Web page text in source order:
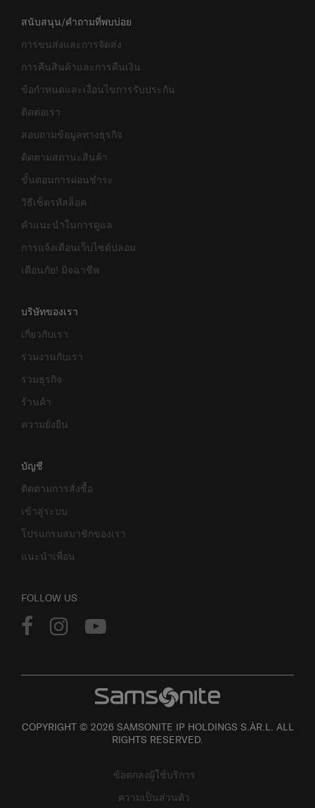
สนับสนุน/คำถามที่พบบ่อย
การขนส่งและการจัดส่ง
การคืนสินค้าและการคืนเงิน
ข้อกำหนดและเงื่อนไขการรับประกัน
ติดต่อเรา
สอบถามข้อมูลทางธุรกิจ
ติดตามสถานะสินค้า
ขั้นตอนการผ่อนชำระ
วิธีเซ็ตรหัสล็อค
คำแนะนำในการดูแล
การแจ้งเตือนเว็บไซต์ปลอม
เตือนภัย! มิจฉาชีพ
บริษัทของเรา
เกี่ยวกับเรา
ร่วมงานกับเรา
ร่วมธุรกิจ
ร้านค้า
ความยั่งยืน
บัญชี
ติดตามการสั่งซื้อ
เข้าสู่ระบบ
โปรแกรมสมาชิกของเรา
แนะนำเพื่อน
FOLLOW US
COPYRIGHT © 2026 SAMSONITE IP HOLDINGS S.ÀR.L. ALL
RIGHTS RESERVED.
ข้อตกลงผู้ใช้บริการ
ความเป็นส่วนตัว